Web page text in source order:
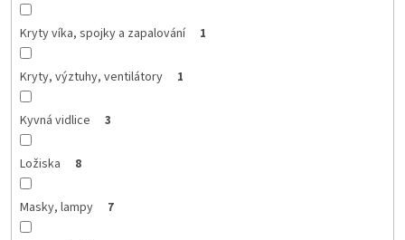
Kryty víka, spojky a zapalování 1
Kryty, výztuhy, ventilátory 1
Kyvná vidlice 3
Ložiska 8
Masky, lampy 7